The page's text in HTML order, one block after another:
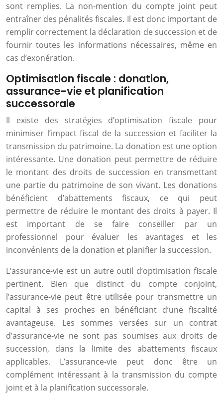
sont remplies. La non-mention du compte joint peut
entraîner des pénalités fiscales. Il est donc important de
remplir correctement la déclaration de succession et de
fournir toutes les informations nécessaires, même en
cas d’exonération.
Optimisation fiscale : donation,
assurance-vie et planification
successorale
Il existe des stratégies d’optimisation fiscale pour
minimiser l’impact fiscal de la succession et faciliter la
transmission du patrimoine. La donation est une option
intéressante. Une donation peut permettre de réduire
le montant des droits de succession en transmettant
une partie du patrimoine de son vivant. Les donations
bénéficient d’abattements fiscaux, ce qui peut
permettre de réduire le montant des droits à payer. Il
est important de se faire conseiller par un
professionnel pour évaluer les avantages et les
inconvénients de la donation et planifier la succession.
L’assurance-vie est un autre outil d’optimisation fiscale
pertinent. Bien que distinct du compte conjoint,
l’assurance-vie peut être utilisée pour transmettre un
capital à ses proches en bénéficiant d’une fiscalité
avantageuse. Les sommes versées sur un contrat
d’assurance-vie ne sont pas soumises aux droits de
succession, dans la limite des abattements fiscaux
applicables. L’assurance-vie peut donc être un
complément intéressant à la transmission du compte
joint et à la planification successorale.